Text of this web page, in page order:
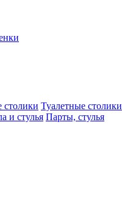
Туалетные столики
и стулья Парты, стулья